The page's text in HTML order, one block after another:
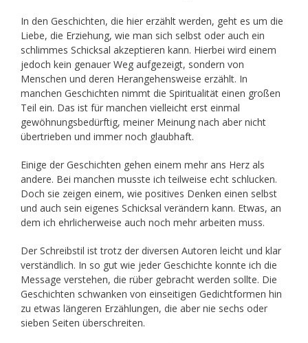
In den Geschichten, die hier erzählt werden, geht es um die
Liebe, die Erziehung, wie man sich selbst oder auch ein
schlimmes Schicksal akzeptieren kann. Hierbei wird einem
jedoch kein genauer Weg aufgezeigt, sondern von
Menschen und deren Herangehensweise erzählt. In
manchen Geschichten nimmt die Spiritualität einen großen
Teil ein. Das ist für manchen vielleicht erst einmal
gewöhnungsbedürftig, meiner Meinung nach aber nicht
übertrieben und immer noch glaubhaft.
Einige der Geschichten gehen einem mehr ans Herz als
andere. Bei manchen musste ich teilweise echt schlucken.
Doch sie zeigen einem, wie positives Denken einen selbst
und auch sein eigenes Schicksal verändern kann. Etwas, an
dem ich ehrlicherweise auch noch mehr arbeiten muss.
Der Schreibstil ist trotz der diversen Autoren leicht und klar
verständlich. In so gut wie jeder Geschichte konnte ich die
Message verstehen, die rüber gebracht werden sollte. Die
Geschichten schwanken von einseitigen Gedichtformen hin
zu etwas längeren Erzählungen, die aber nie sechs oder
sieben Seiten überschreiten.